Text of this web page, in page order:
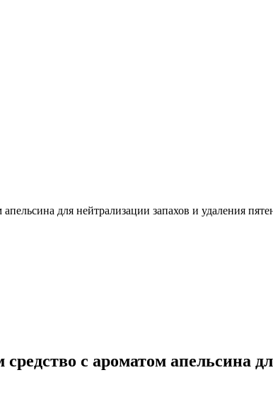
для нейтрализации запахов и удаления
с ароматом апельсина